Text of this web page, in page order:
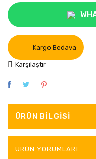
Kargo Bedava
Karşılaştır
ÜRÜN BILGISI
ÜRÜN YORUMLARI